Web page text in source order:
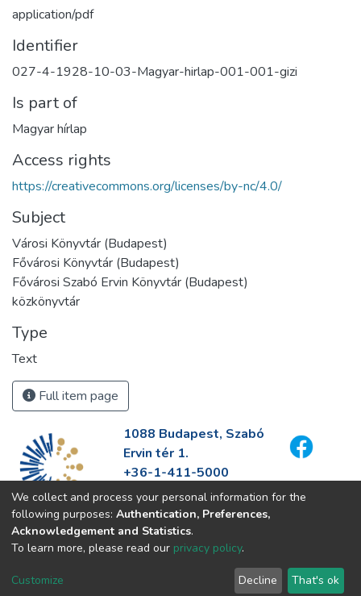
application/pdf
Identifier
027-4-1928-10-03-Magyar-hirlap-001-001-gizi
Is part of
Magyar hírlap
Access rights
https://creativecommons.org/licenses/by-nc/4.0/
Subject
Városi Könyvtár (Budapest)
Fővárosi Könyvtár (Budapest)
Fővárosi Szabó Ervin Könyvtár (Budapest)
közkönyvtár
Type
Text
Full item page
1088 Budapest, Szabó
Ervin tér 1.
+36-1-411-5000
info@fszek.hu
https://fszek.hu
We collect and process your personal information for the
following purposes: Authentication, Preferences,
Acknowledgement and Statistics.
To learn more, please read our privacy policy.
Customize Decline That's ok